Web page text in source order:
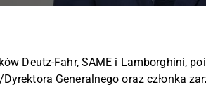
Deutz-Fahr, SAME i Lamborghini,
Generalnego oraz członka